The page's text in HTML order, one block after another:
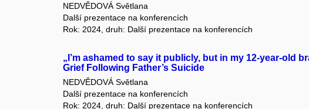
NEDVĚDOVÁ Světlana
Další prezentace na konferencích
Rok: 2024, druh: Další prezentace na konferencích
„I’m ashamed to say it publicly, but in my 12-year-old
Grief Following Father’s Suicide
NEDVĚDOVÁ Světlana
Další prezentace na konferencích
Rok: 2024, druh: Další prezentace na konferencích